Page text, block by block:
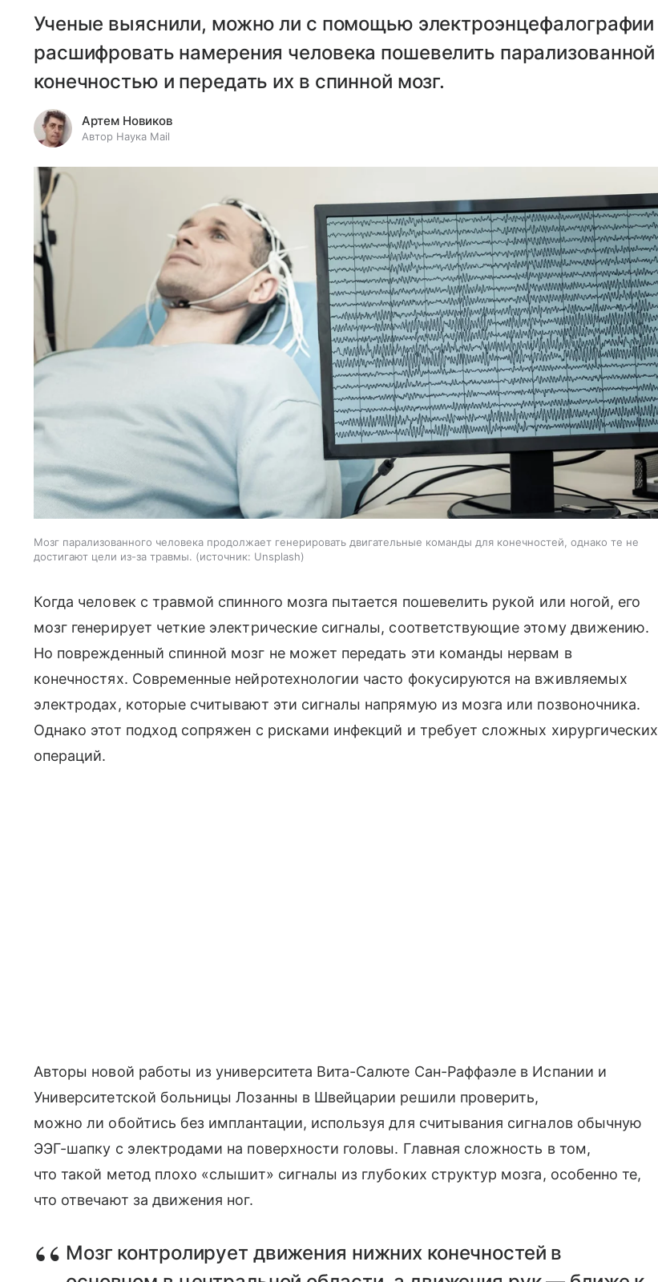
Ученые выяснили, можно ли с помощью электроэнцефалографии
расшифровать намерения человека пошевелить парализованной
конечностью и передать их в спинной мозг.
Артем Новиков
Автор Наука Mail
Мозг парализованного человека продолжает генерировать двигательные команды для конечностей, однако те не
достигают цели из-за травмы.
источник: Unsplash
Когда человек с травмой спинного мозга пытается пошевелить рукой или ногой, его
мозг генерирует четкие электрические сигналы, соответствующие этому движению.
Но поврежденный спинной мозг не может передать эти команды нервам в
конечностях. Современные нейротехнологии часто фокусируются на вживляемых
электродах, которые считывают эти сигналы напрямую из мозга или позвоночника.
Однако этот подход сопряжен с рисками инфекций и требует сложных хирургических
операций.
Авторы новой работы из университета Вита-Салюте Сан-Раффаэле в Испании и
Университетской больницы Лозанны в Швейцарии решили проверить,
можно ли обойтись без имплантации, используя для считывания сигналов обычную
ЭЭГ-шапку с электродами на поверхности головы. Главная сложность в том,
что такой метод плохо «слышит» сигналы из глубоких структур мозга, особенно те,
что отвечают за движения ног.
Мозг контролирует движения нижних конечностей в